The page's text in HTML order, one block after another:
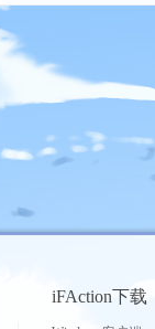
iFAction下载